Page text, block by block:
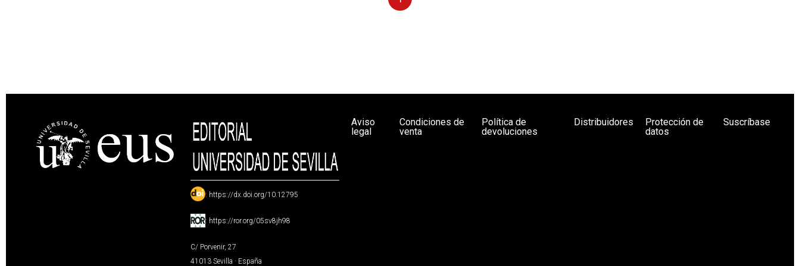
: https://dx.doi.org/10.12795
: https://ror.org/05sv8jh98
C/ Porvenir, 27
41013 Sevilla · España
Aviso
legal
Condiciones de
venta
Política de
devoluciones
Distribuidores
Protección de
datos
Suscríbase